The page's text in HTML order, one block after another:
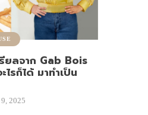
ยลจาก Gab Bois
ไรก็ได้ มาทำเป็น
2025